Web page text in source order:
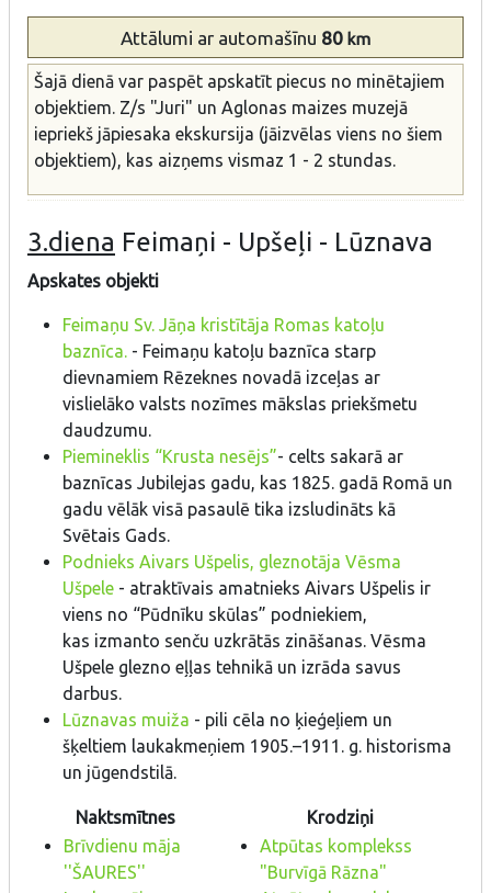
Attālumi ar automašīnu 80 km
Šajā dienā var paspēt apskatīt piecus no minētajiem
objektiem. Z/s "Juri" un Aglonas maizes muzejā
iepriekš jāpiesaka ekskursija (jāizvēlas viens no šiem
objektiem), kas aizņems vismaz 1 - 2 stundas.
3.diena Feimaņi - Upšeļi - Lūznava
Apskates objekti
Feimaņu Sv. Jāņa kristītāja Romas katoļu
baznīca. - Feimaņu katoļu baznīca starp
dievnamiem Rēzeknes novadā izceļas ar
vislielāko valsts nozīmes mākslas priekšmetu
daudzumu.
Piemineklis “Krusta nesējs”- celts sakarā ar
baznīcas Jubilejas gadu, kas 1825. gadā Romā un
gadu vēlāk visā pasaulē tika izsludināts kā
Svētais Gads.
Podnieks Aivars Ušpelis, gleznotāja Vēsma
Ušpele - atraktīvais amatnieks Aivars Ušpelis ir
viens no “Pūdnīku skūlas” podniekiem,
kas izmanto senču uzkrātās zināšanas. Vēsma
Ušpele glezno eļļas tehnikā un izrāda savus
darbus.
Lūznavas muiža - pili cēla no ķieģeļiem un
šķeltiem laukakmeņiem 1905.–1911. g. historisma
un jūgendstilā.
Naktsmītnes
Krodziņi
Brīvdienu māja
''ŠAURES''
Atpūtas komplekss
"Burvīgā Rāzna"